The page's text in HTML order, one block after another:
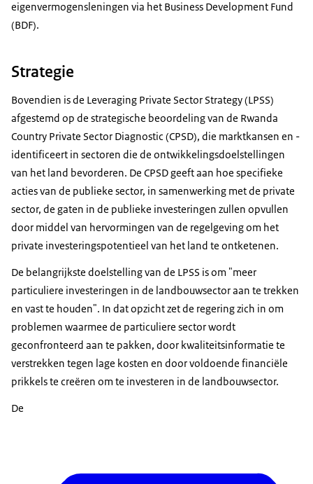
eigenvermogensleningen via het Business Development Fund
(BDF).
Strategie
Bovendien is de Leveraging Private Sector Strategy(LPSS)
afgestemd op de strategische beoordeling van de Rwanda
Country Private Sector Diagnostic (CPSD), die marktkansen en -
identificeert in sectoren die de ontwikkelingsdoelstellingen
van het land bevorderen. De CPSD geeft aan hoe specifieke
acties van de publieke sector, in samenwerking met de private
sector, de gaten in de publieke investeringen zullen opvullen
door middel van hervormingen van de regelgeving om het
private investeringspotentieel van het land te ontketenen.
De belangrijkste doelstelling van de LPSS is om "meer
particuliere investeringen in de landbouwsector aan te trekken
en vast te houden". In dat opzicht zet de regering zich in om
problemen waarmee de particuliere sector wordt
geconfronteerd aan te pakken, door kwaliteitsinformatie te
verstrekken tegen lage kosten en door voldoende financiële
prikkels te creëren om te investeren in de landbouwsector.
De